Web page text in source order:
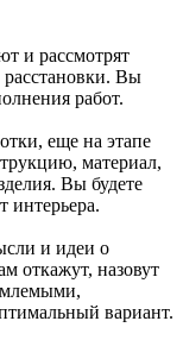
и рассмотрят
Вы
работ.
еще на этапе
материал,
Вы будете
интерьера.
и идеи о
откажут, назовут
вариант.